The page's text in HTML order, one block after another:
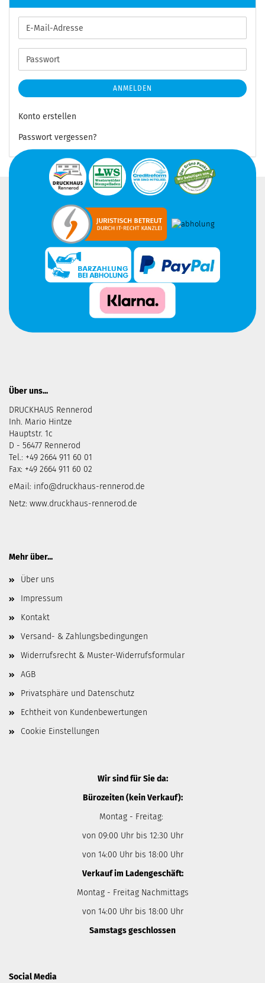
E-
Mail-
Adresse
Passwort
ANMELDEN
Konto erstellen
Passwort vergessen?
Über uns...
DRUCKHAUS Rennerod
Inh. Mario Hintze
Hauptstr. 1c
D - 56477 Rennerod
Tel.: +49 2664 911 60 01
Fax: +49 2664 911 60 02
eMail: info@druckhaus-rennerod.de
Netz: www.druckhaus-rennerod.de
Mehr über...
Über uns
Impressum
Kontakt
Versand- & Zahlungsbedingungen
Widerrufsrecht & Muster-Widerrufsformular
AGB
Privatsphäre und Datenschutz
Echtheit von Kundenbewertungen
Cookie Einstellungen
Wir sind für Sie da:
Bürozeiten (kein Verkauf):
Montag - Freitag:
von 09:00 Uhr bis 12:30 Uhr
von 14:00 Uhr bis 18:00 Uhr
Verkauf im Ladengeschäft:
Montag - Freitag Nachmittags
von 14:00 Uhr bis 18:00 Uhr
Samstags geschlossen
Social Media